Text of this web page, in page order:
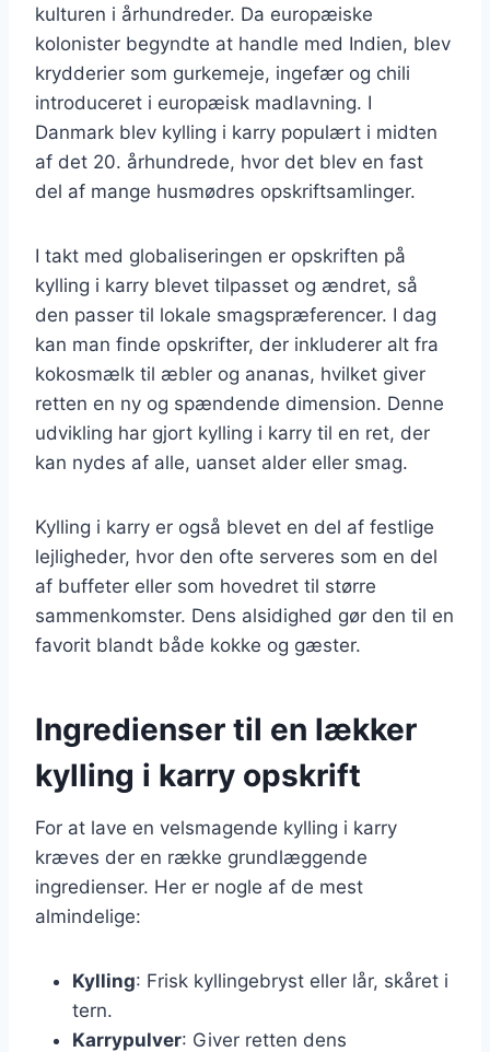
kulturen i århundreder. Da europæiske
kolonister begyndte at handle med Indien, blev
krydderier som gurkemeje, ingefær og chili
introduceret i europæisk madlavning. I
Danmark blev kylling i karry populært i midten
af det 20. århundrede, hvor det blev en fast
del af mange husmødres opskriftsamlinger.
I takt med globaliseringen er opskriften på
kylling i karry blevet tilpasset og ændret, så
den passer til lokale smagspræferencer. I dag
kan man finde opskrifter, der inkluderer alt fra
kokosmælk til æbler og ananas, hvilket giver
retten en ny og spændende dimension. Denne
udvikling har gjort kylling i karry til en ret, der
kan nydes af alle, uanset alder eller smag.
Kylling i karry er også blevet en del af festlige
lejligheder, hvor den ofte serveres som en del
af buffeter eller som hovedret til større
sammenkomster. Dens alsidighed gør den til en
favorit blandt både kokke og gæster.
Ingredienser til en lækker
kylling i karry opskrift
For at lave en velsmagende kylling i karry
kræves der en række grundlæggende
ingredienser. Her er nogle af de mest
almindelige:
Kylling: Frisk kyllingebryst eller lår, skåret i
tern.
Karrypulver: Giver retten dens